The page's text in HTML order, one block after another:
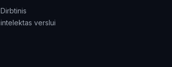
Dirbtinis
intelektas verslui